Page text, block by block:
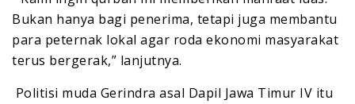
Bukan hanya bagi penerima, tetapi juga membantu
para peternak lokal agar roda ekonomi masyarakat
terus bergerak,” lanjutnya.
‎ ‎Politisi muda Gerindra asal Dapil Jawa Timur IV itu